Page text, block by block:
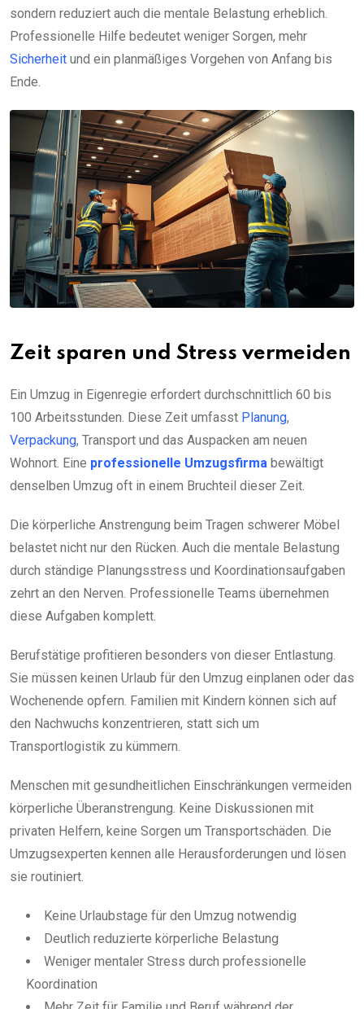
sondern reduziert auch die mentale Belastung erheblich.
Professionelle Hilfe bedeutet weniger Sorgen, mehr
Sicherheit und ein planmäßiges Vorgehen von Anfang bis
Ende.
Zeit sparen und Stress vermeiden
Ein Umzug in Eigenregie erfordert durchschnittlich 60 bis
100 Arbeitsstunden. Diese Zeit umfasst Planung,
Verpackung, Transport und das Auspacken am neuen
Wohnort. Eine professionelle Umzugsfirma bewältigt
denselben Umzug oft in einem Bruchteil dieser Zeit.
Die körperliche Anstrengung beim Tragen schwerer Möbel
belastet nicht nur den Rücken. Auch die mentale Belastung
durch ständige Planungsstress und Koordinationsaufgaben
zehrt an den Nerven. Professionelle Teams übernehmen
diese Aufgaben komplett.
Berufstätige profitieren besonders von dieser Entlastung.
Sie müssen keinen Urlaub für den Umzug einplanen oder das
Wochenende opfern. Familien mit Kindern können sich auf
den Nachwuchs konzentrieren, statt sich um
Transportlogistik zu kümmern.
Menschen mit gesundheitlichen Einschränkungen vermeiden
körperliche Überanstrengung. Keine Diskussionen mit
privaten Helfern, keine Sorgen um Transportschäden. Die
Umzugsexperten kennen alle Herausforderungen und lösen
sie routiniert.
Keine Urlaubstage für den Umzug notwendig
Deutlich reduzierte körperliche Belastung
Weniger mentaler Stress durch professionelle
Koordination